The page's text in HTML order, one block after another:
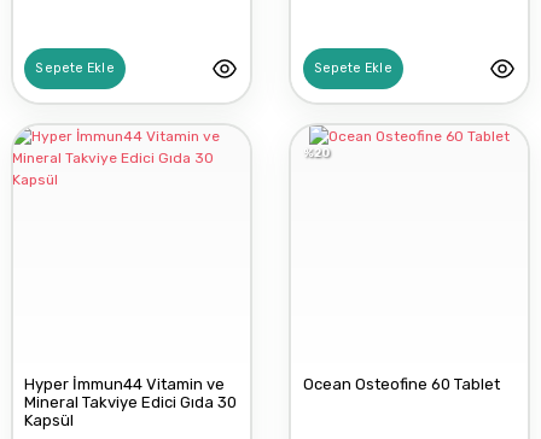
Sepete Ekle Sepete Ekle
Hyper İmmun44 Vitamin ve
Mineral Takviye Edici Gıda 30
Kapsül
%20
Ocean Osteofine 60 Tablet